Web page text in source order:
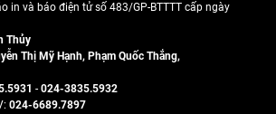
in và báo điện tử số 483/GP-BTTTT cấp ngày
Thủy
Thị Mỹ Hạnh, Phạm Quốc Thắng,
- 024-3835.5932
024-6689.7897